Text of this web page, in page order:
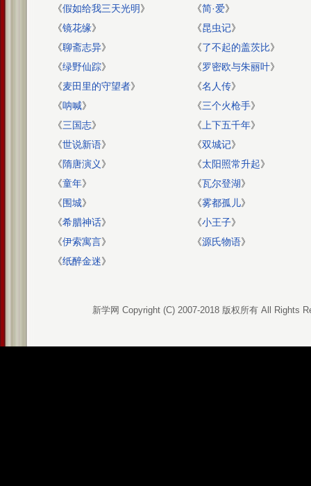
《假如给我三天光明》 《简·爱》
《镜花缘》 《昆虫记》
《聊斋志异》 《了不起的盖茨比》
《绿野仙踪》 《罗密欧与朱丽叶》
《麦田里的守望者》 《名人传》
《呐喊》 《三个火枪手》
《三国志》 《 上下五千年》
《世说新语》 《双城记》
《隋唐演义》 《太阳照常升起》
《童年》 《瓦尔登湖》
《围城》 《雾都孤儿》
《希腊神话》 《小王子》
《伊索寓言》 《源氏物语》
《纸醉金迷》
新学网 Copyright (C) 2007-2018 版权所有 All Rights